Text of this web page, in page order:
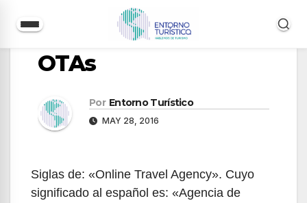
OTAs
Por Entorno Turístico
MAY 28, 2016
Siglas de: «Online Travel Agency». Cuyo
significado al español es: «Agencia de